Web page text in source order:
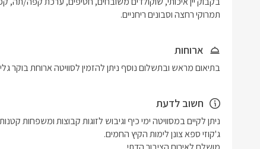
תמרוקי רחצה וסבונים ריחניים.
ארוחות
בתיאום מראש ובתשלום נוסף ניתן להזמין לסוויטה ארוחת בוקר
חשוב לדעת